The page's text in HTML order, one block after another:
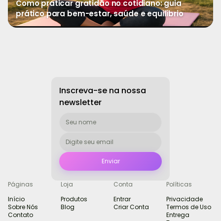
Como praticar gratidão no cotidiano: guia
prático para bem-estar, saúde e equilíbrio
Ver mais→
Inscreva-se na nossa
newsletter
Páginas
Início
Sobre Nós
Contato
Loja
Produtos
Blog
Conta
Entrar
Criar Conta
Políticas
Privacidade
Termos de Uso
Entrega